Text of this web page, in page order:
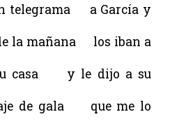
telegrama a García y
la mañana los iban a
casa y le dijo a su
de gala que me lo